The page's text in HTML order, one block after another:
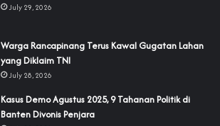
July 29, 2026
‎Warga Rancapinang Terus Kawal Gugatan Lahan
yang Diklaim TNI‎‎
July 28, 2026
‎Kasus Demo Agustus 2025, 9 Tahanan Politik di
Banten Divonis Penjara